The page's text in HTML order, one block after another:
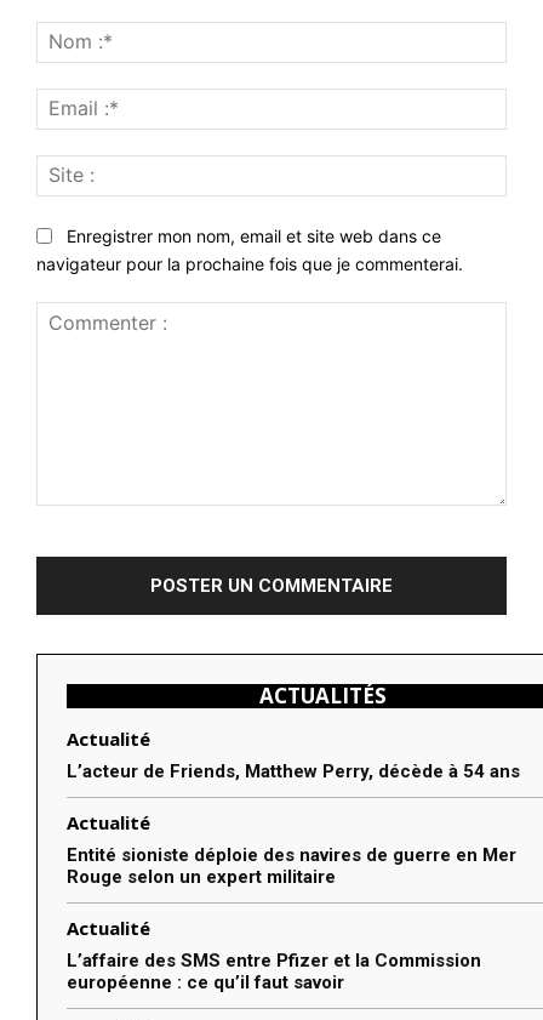
:*
:*
:
Enregistrer mon nom, email et site web dans ce
navigateur pour la prochaine fois que je commenterai.
ACTUALITÉS
Actualité
L’acteur de Friends, Matthew Perry, décède à 54 ans
Actualité
Entité sioniste déploie des navires de guerre en Mer
Rouge selon un expert militaire
Actualité
L’affaire des SMS entre Pfizer et la Commission
européenne : ce qu’il faut savoir